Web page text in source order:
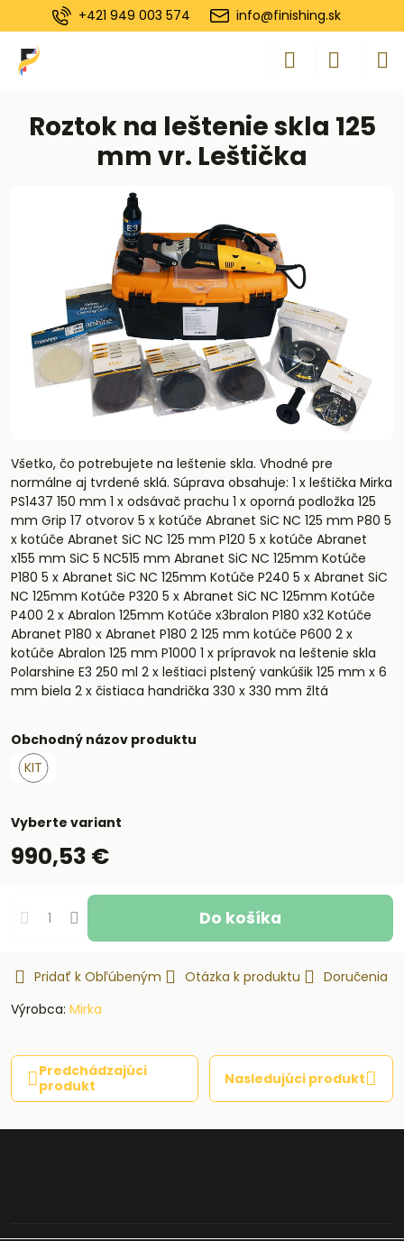
+421 949 003 574 info@finishing.sk
Roztok na leštenie skla 125
mm vr. Leštička
Všetko, čo potrebujete na leštenie skla. Vhodné pre
normálne aj tvrdené sklá. Súprava obsahuje: 1 x leštička Mirka
PS1437 150 mm 1 x odsávač prachu 1 x oporná podložka 125
mm Grip 17 otvorov 5 x kotúče Abranet SiC NC 125 mm P80 5
x kotúče Abranet SiC NC 125 mm P120 5 x kotúče Abranet
x155 mm SiC 5 NC515 mm Abranet SiC NC 125mm Kotúče
P180 5 x Abranet SiC NC 125mm Kotúče P240 5 x Abranet SiC
NC 125mm Kotúče P320 5 x Abranet SiC NC 125mm Kotúče
P400 2 x Abralon 125mm Kotúče x3bralon P180 x32 Kotúče
Abranet P180 x Abranet P180 2 125 mm kotúče P600 2 x
kotúče Abralon 125 mm P1000 1 x prípravok na leštenie skla
Polarshine E3 250 ml 2 x leštiaci plstený vankúšik 125 mm x 6
mm biela 2 x čistiaca handrička 330 x 330 mm žltá
Obchodný názov produktu
KIT
Vyberte variant
990,53 €
Do košíka
Pridať k Obľúbeným Otázka k produktu
Doručenia
Výrobca: Mirka
Predchádzajúci
produkt
Nasledujúci produkt